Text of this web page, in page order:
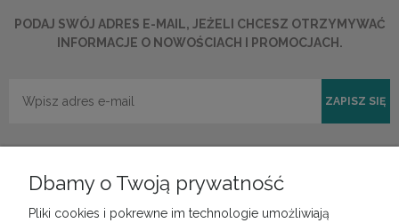
PODAJ SWÓJ ADRES E-MAIL, JEŻELI CHCESZ OTRZYMYWAĆ
INFORMACJE O NOWOŚCIACH I PROMOCJACH.
ZAPISZ SIĘ
Dbamy o Twoją prywatność
Pliki cookies i pokrewne im technologie umożliwiają